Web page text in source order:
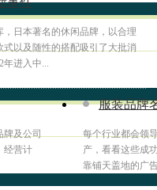
，日本著名的休闲品牌，以合理
式以及随性的搭配吸引了大批消
年进入中...
牌及公司
经营计
服装品牌
每个行业都会领
产，看看这些成
靠铺天盖地的广